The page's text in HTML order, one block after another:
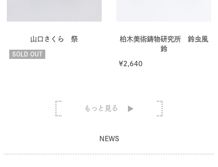
山口さくら 祭
SOLD OUT
柏木美術鋳物研究所 鈴虫風
鈴
¥2,640
もっと見る
NEWS